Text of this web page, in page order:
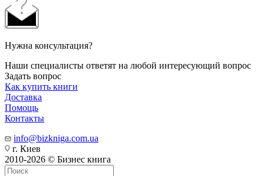
Нужна консультация?
Наши специалисты ответят на любой интересующий вопрос
Задать вопрос
Как купить книги
Доставка
Помощь
Контакты
info@bizkniga.com.ua
г. Киев
2010-2026 © Бизнес книга